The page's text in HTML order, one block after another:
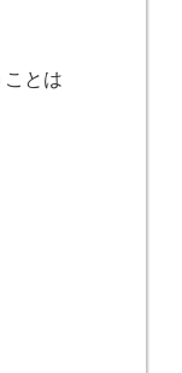
とは